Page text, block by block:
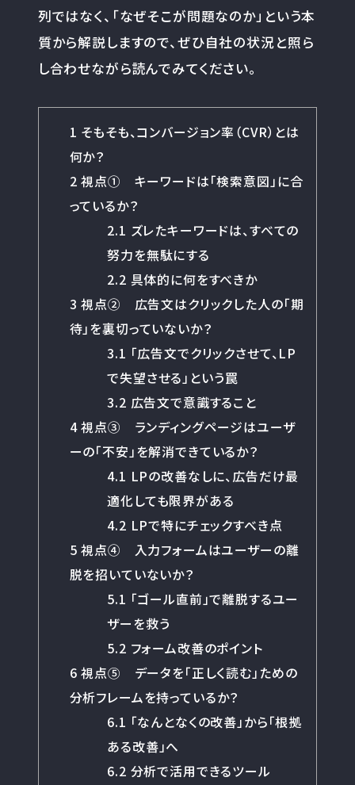
列ではなく、「なぜそこが問題なのか」という本
質から解説しますので、ぜひ自社の状況と照ら
し合わせながら読んでみてください。
1 そもそも、コンバージョン率（CVR）とは
何か？
2 視点① キーワードは「検索意図」に合
っているか？
2.1 ズレたキーワードは、すべての
努力を無駄にする
2.2 具体的に何をすべきか
3 視点② 広告文はクリックした人の「期
待」を裏切っていないか？
3.1 「広告文でクリックさせて、LP
で失望させる」という罠
3.2 広告文で意識すること
4視点③ ランディングページはユーザ
ーの「不安」を解消できているか？
4.1 LPの改善なしに、広告だけ最
適化しても限界がある
4.2 LPで特にチェックすべき点
5 視点④ 入力フォームはユーザーの離
脱を招いていないか？
5.1 「ゴール直前」で離脱するユー
ザーを救う
5.2 フォーム改善のポイント
6 視点⑤ データを「正しく読む」ための
分析フレームを持っているか？
6.1 「なんとなくの改善」から「根拠
ある改善」へ
6.2 分析で活用できるツール